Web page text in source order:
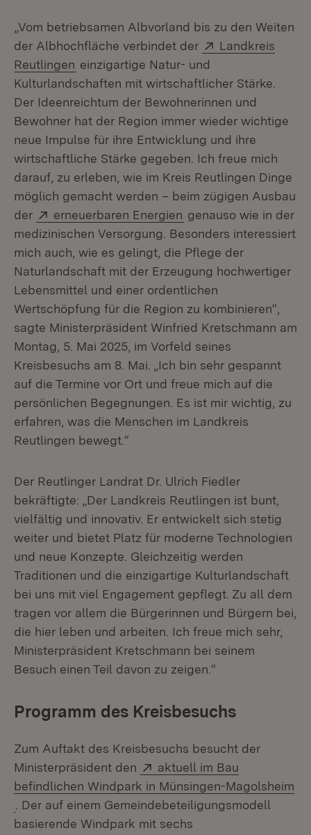
„Vom betriebsamen Albvorland bis zu den Weiten
der Albhochfläche verbindet der
Extern:
Landkreis
Reutlingen (Öffnet in neuem Fenster)
einzigartige Natur- und
Kulturlandschaften mit wirtschaftlicher Stärke.
Der Ideenreichtum der Bewohnerinnen und
Bewohner hat der Region immer wieder wichtige
neue Impulse für ihre Entwicklung und ihre
wirtschaftliche Stärke gegeben. Ich freue mich
darauf, zu erleben, wie im Kreis Reutlingen Dinge
möglich gemacht werden – beim zügigen Ausbau
der
Extern:
erneuerbaren Energien (Öffnet in neuem
genauso wie in der
medizinischen Versorgung. Besonders interessiert
mich auch, wie es gelingt, die Pflege der
Naturlandschaft mit der Erzeugung hochwertiger
Lebensmittel und einer ordentlichen
Wertschöpfung für die Region zu kombinieren“,
sagte Ministerpräsident Winfried Kretschmann am
Montag, 5. Mai 2025, im Vorfeld seines
Kreisbesuchs am 8. Mai. „Ich bin sehr gespannt
auf die Termine vor Ort und freue mich auf die
persönlichen Begegnungen. Es ist mir wichtig, zu
erfahren, was die Menschen im Landkreis
Reutlingen bewegt.“
Der Reutlinger Landrat Dr. Ulrich Fiedler
bekräftigte: „Der Landkreis Reutlingen ist bunt,
vielfältig und innovativ. Er entwickelt sich stetig
weiter und bietet Platz für moderne Technologien
und neue Konzepte. Gleichzeitig werden
Traditionen und die einzigartige Kulturlandschaft
bei uns mit viel Engagement gepflegt. Zu all dem
tragen vor allem die Bürgerinnen und Bürgern bei,
die hier leben und arbeiten. Ich freue mich sehr,
Ministerpräsident Kretschmann bei seinem
Besuch einen Teil davon zu zeigen.“
Programm des Kreisbesuchs
Zum Auftakt des Kreisbesuchs besucht der
Ministerpräsident den
Extern:
aktuell im Bau
befindlichen Windpark in Münsingen-Magolsheim
(Öffnet in neuem Fenster)
. Der auf einem Gemeindebeteiligungsmodell
basierende Windpark mit sechs